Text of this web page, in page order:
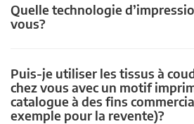
Quelle technologie
vous?
Puis-je utiliser les tissus à
chez vous avec un motif
catalogue à des fins
exemple pour la revente)?